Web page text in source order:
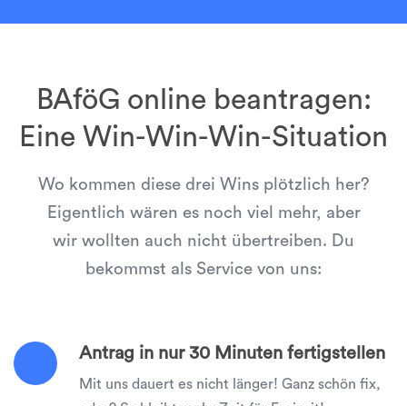
BAföG online beantragen:
Eine Win-Win-Win-Situation
Wo kommen diese drei Wins plötzlich her?
Eigentlich wären es noch viel mehr, aber
wir wollten auch nicht übertreiben. Du
bekommst als Service von uns:
Antrag in nur 30 Minuten fertigstellen
Mit uns dauert es nicht länger! Ganz schön fix,